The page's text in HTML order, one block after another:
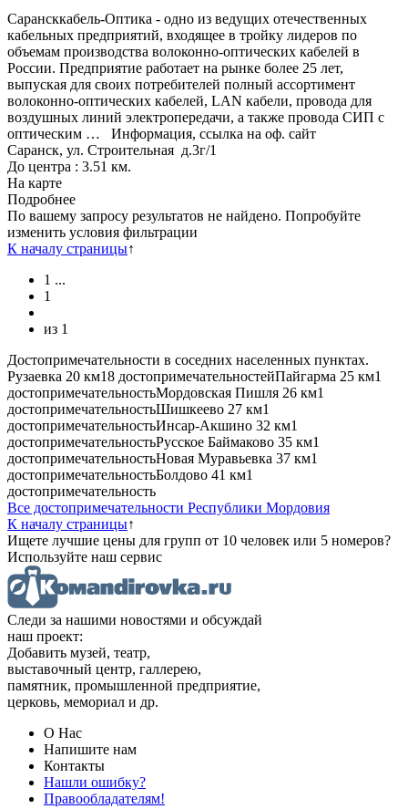
Сарансккабель-Оптика - одно из ведущих отечественных
кабельных предприятий, входящее в тройку лидеров по
объемам производства волоконно-оптических кабелей в
России. Предприятие работает на рынке более 25 лет,
выпуская для своих потребителей полный ассортимент
волоконно-оптических кабелей, LAN кабели, провода для
воздушных линий электропередачи, а также провода СИП с
оптическим … Информация, ссылка на оф. сайт
Саранск, ул. Строительная д.3г/1
До центра : 3.51 км.
На карте
Подробнее
По вашему запросу результатов не найдено. Попробуйте
изменить условия фильтрации
К началу страницы↑
1 ...
1
из 1
Достопримечательности в соседних населенных пунктах.
Рузаевка 20 км18 достопримечательностейПайгарма 25 км1
достопримечательностьМордовская Пишля 26 км1
достопримечательностьШишкеево 27 км1
достопримечательностьИнсар-Акшино 32 км1
достопримечательностьРусское Баймаково 35 км1
достопримечательностьНовая Муравьевка 37 км1
достопримечательностьБолдово 41 км1
достопримечательность
Все достопримечательности Республики Мордовия
К началу страницы↑
Ищете лучшие цены для групп от 10 человек или 5 номеров?
Используйте наш сервис
Следи за нашими новостями и обсуждай
наш проект:
Добавить музей, театр,
выставочный центр, галлерею,
памятник, промышленной предприятие,
церковь, мемориал и др.
О Нас
Напишите нам
Контакты
Нашли ошибку?
Правообладателям!